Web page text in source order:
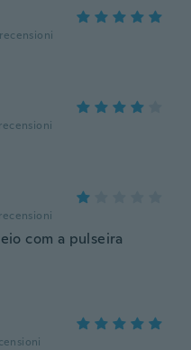
recensioni
recensioni
recensioni
com a pulseira